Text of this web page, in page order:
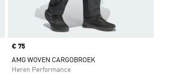
Price
€ 75
AMG WOVEN CARGOBROEK
Heren Performance